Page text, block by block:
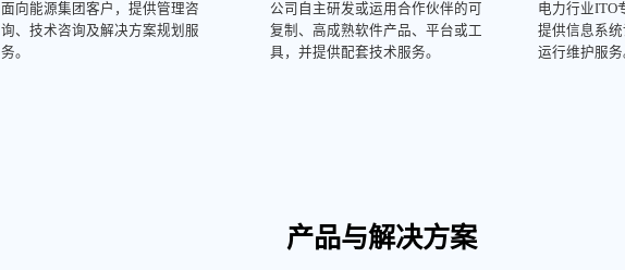
面向能源集团客户，提供管理咨
询、技术咨询及解决方案规划服
务。
公司自主研发或运用合作伙伴的可
复制、高成熟软件产品、平台或工
具，并提供配套技术服务。
电力行业ITO
提供信息系统
运行维护服务
产品与解决方案